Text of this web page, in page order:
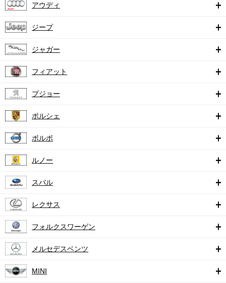
アウディ
ジープ
ジャガー
フィアット
プジョー
ポルシェ
ボルボ
ルノー
スバル
レクサス
フォルクスワーゲン
メルセデスベンツ
MINI